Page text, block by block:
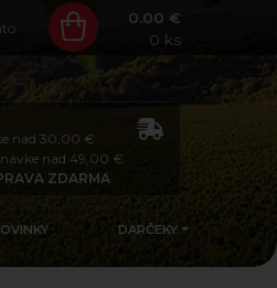
0.00 €
0 ks
nad 30,00 €
nad 49,00 €
ZDARMA
DARČEKY